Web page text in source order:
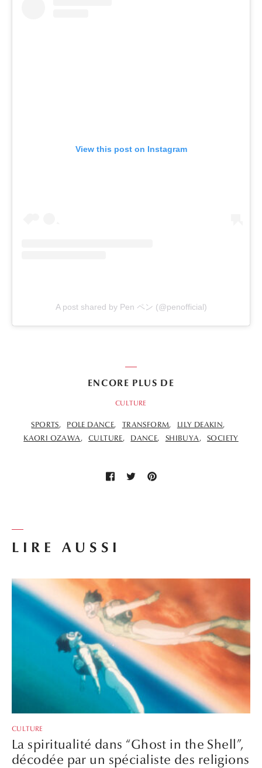
View this post on Instagram
A post shared by Pen ペン (@penofficial)
LIRE AUSSI
CULTURE
La spiritualité dans “Ghost in the Shell”,
décodée par un spécialiste des religions
ENCORE PLUS DE
CULTURE
SPORTS POLE DANCE TRANSFORM
LILY DEAKIN
KAORI OZAWA
CULTURE DANCE SHIBUYA SOCIETY